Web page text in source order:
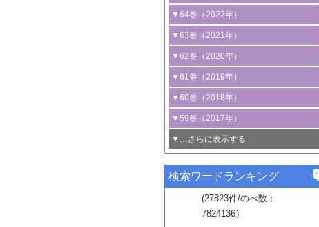
3号 有機分子変換やCO 資源化のための
光触媒に関する最近の研究
B号 第137回触媒討論会（2026年）
2号 水素製造のための水分解技術に関す
る最近の研究
3号 オレフィン系樹脂の精密合成に関す
る最新技術
4号 アルコール類の効率的変換を実現す
る非貴金属触媒の研究動向
5号 ゼオライトの合成と応用における研
究動向
6号 ヘテロ接合界面
B号 第135回触媒討論会（2025年）
2号 規制反応場を活用した固体触媒研究
の新展開
3号 未踏分子変換を目指した酸化触媒プ
ロセスの最前線
4号 シンクロトロン放射光および中性子
線を利用した触媒解析技術の最先端
5号 単原子触媒
6号 参照触媒委員会からのお知らせ
B号 第133回触媒討論会（2023年）
1号 炭素が関わる触媒機能
2号 プラスチックケミカルリサイクルの
ための触媒技術
3号 非酸化物系金属化合物を基盤とした
触媒材料の開発
4号 格子酸素・格子酸素欠陥を利用した
触媒反応
5号 生体触媒によるエネルギー変換反応
6号 窒素とリンの循環のための触媒・機
能性材料
▼64巻（2022年）
1号 合成ガス製造とCOを用いるケミカル
ズ合成の最新動向
2号 化学品合成のための合金触媒開発
3号 CO の排出削減および有効活用のた
めの触媒技術
4号 若手による情報発信企画～とびたて
若き触媒の研究者たち～（1）
若き触媒の研究者たち～（2）
6号 石油のノーブル・ユースを志向した
触媒技術
▼63巻（2021年）
1号 金触媒の新展開
2号 ペロブスカイト
3号 特殊反応場を利用した触媒的分子変
換反応
4号 多孔質材料を用いた触媒の新展開
5号 情報学的手法を用いた触媒開発
6号 カーボンニュートラルに向けた電解
技術
B号 第127回触媒討論会（2021年・オン
ライン開催(Zoom)のみ）
▼62巻（2020年）
1号 触媒設計を拓く欠陥構造のキャラク
タリゼーション
2号 機能化学品製造に資するクリーンな
触媒的酸化反応
3号 水処理のための触媒化学
4号 光触媒を用いた水分解の最新の研究
動向
5号 次世代の触媒プロセスを支えるマイ
▼61巻（2019年）
1号 物質移動制御に着目した触媒プロセ
ス開発
2号 CO2 フリー水素サプライチェーンに
関わる触媒開発動向
3号 精密高分子合成に関する最近の研究
動向
4号 バイオマス化成品製造のための触媒
▼60巻（2018年）
1号 固体酸触媒の最新の研究動向
2号 二酸化炭素からの有用化学品合成
3号 ナノ粒子・クラスター触媒の最前線
4号 60周年記念企画
5号 進化するゼオライト合成技術
6号 非貴金属系触媒における電気化学的
▼59巻（2017年）
1号 いたるところに，触媒
最先端技術
3号 無機分離膜材料の開発と触媒反応プ
ロセスへの適用
▼…さらに表示する
1号 ユニークな構造の高分子を生み出す触
2号 リグニンからの化成品製造に向けた触
▼57巻（2015年）
1号 水素キャリアにかかわる触媒技術の新
▼56巻（2014年）
検索ワードランキング
(27823件/のべ数：
7824136）